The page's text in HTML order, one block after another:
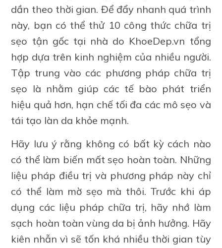
dần theo thời gian. Để đẩy nhanh quá trình
này, bạn có thể thử 10 công thức chữa trị
sẹo tận gốc tại nhà do KhoeDep.vn tổng
hợp dựa trên kinh nghiệm của nhiều người.
Tập trung vào các phương pháp chữa trị
sẹo là nhằm giúp các tế bào phát triển
hiệu quả hơn, hạn chế tối đa các mô sẹo và
tái tạo làn da khỏe mạnh.
Hãy lưu ý rằng không có bất kỳ cách nào
có thể làm biến mất sẹo hoàn toàn. Những
liệu pháp điều trị và phương pháp này chỉ
có thể làm mờ sẹo mà thôi. Trước khi áp
dụng các liệu pháp chữa trị, hãy nhớ làm
sạch hoàn toàn vùng da bị ảnh hưởng. Hãy
kiên nhẫn vì sẽ tốn khá nhiều thời gian tùy